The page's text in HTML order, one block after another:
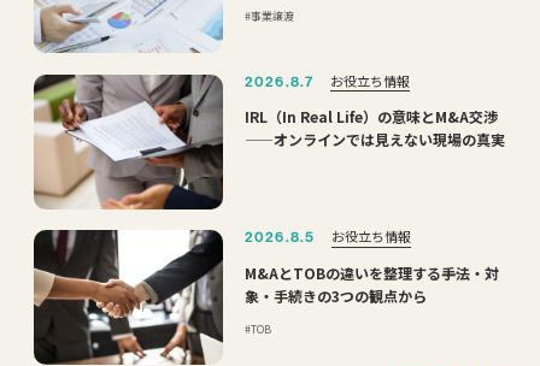
事業譲渡
2026.8.7 お役立ち情報
IRL（In Real Life）の意味とM&A交渉
——オンラインでは見えない現場の真実
2026.8.5 お役立ち情報
M&AとTOBの違いを整理する――手法・対
象・手続きの3つの観点から
TOB